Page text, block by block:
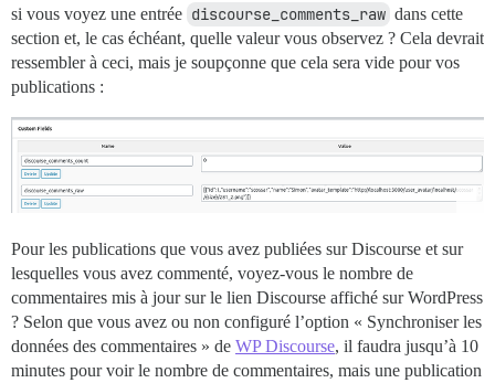
si vous voyez une entrée discourse_comments_raw dans cette
section et, le cas échéant, quelle valeur vous observez ? Cela devrait
ressembler à ceci, mais je soupçonne que cela sera vide pour vos
publications :
Pour les publications que vous avez publiées sur Discourse et sur
lesquelles vous avez commenté, voyez-vous le nombre de
commentaires mis à jour sur le lien Discourse affiché sur WordPress
? Selon que vous avez ou non configuré l’option « Synchroniser les
données des commentaires » de WP Discourse, il faudra jusqu’à 10
minutes pour voir le nombre de commentaires, mais une publication